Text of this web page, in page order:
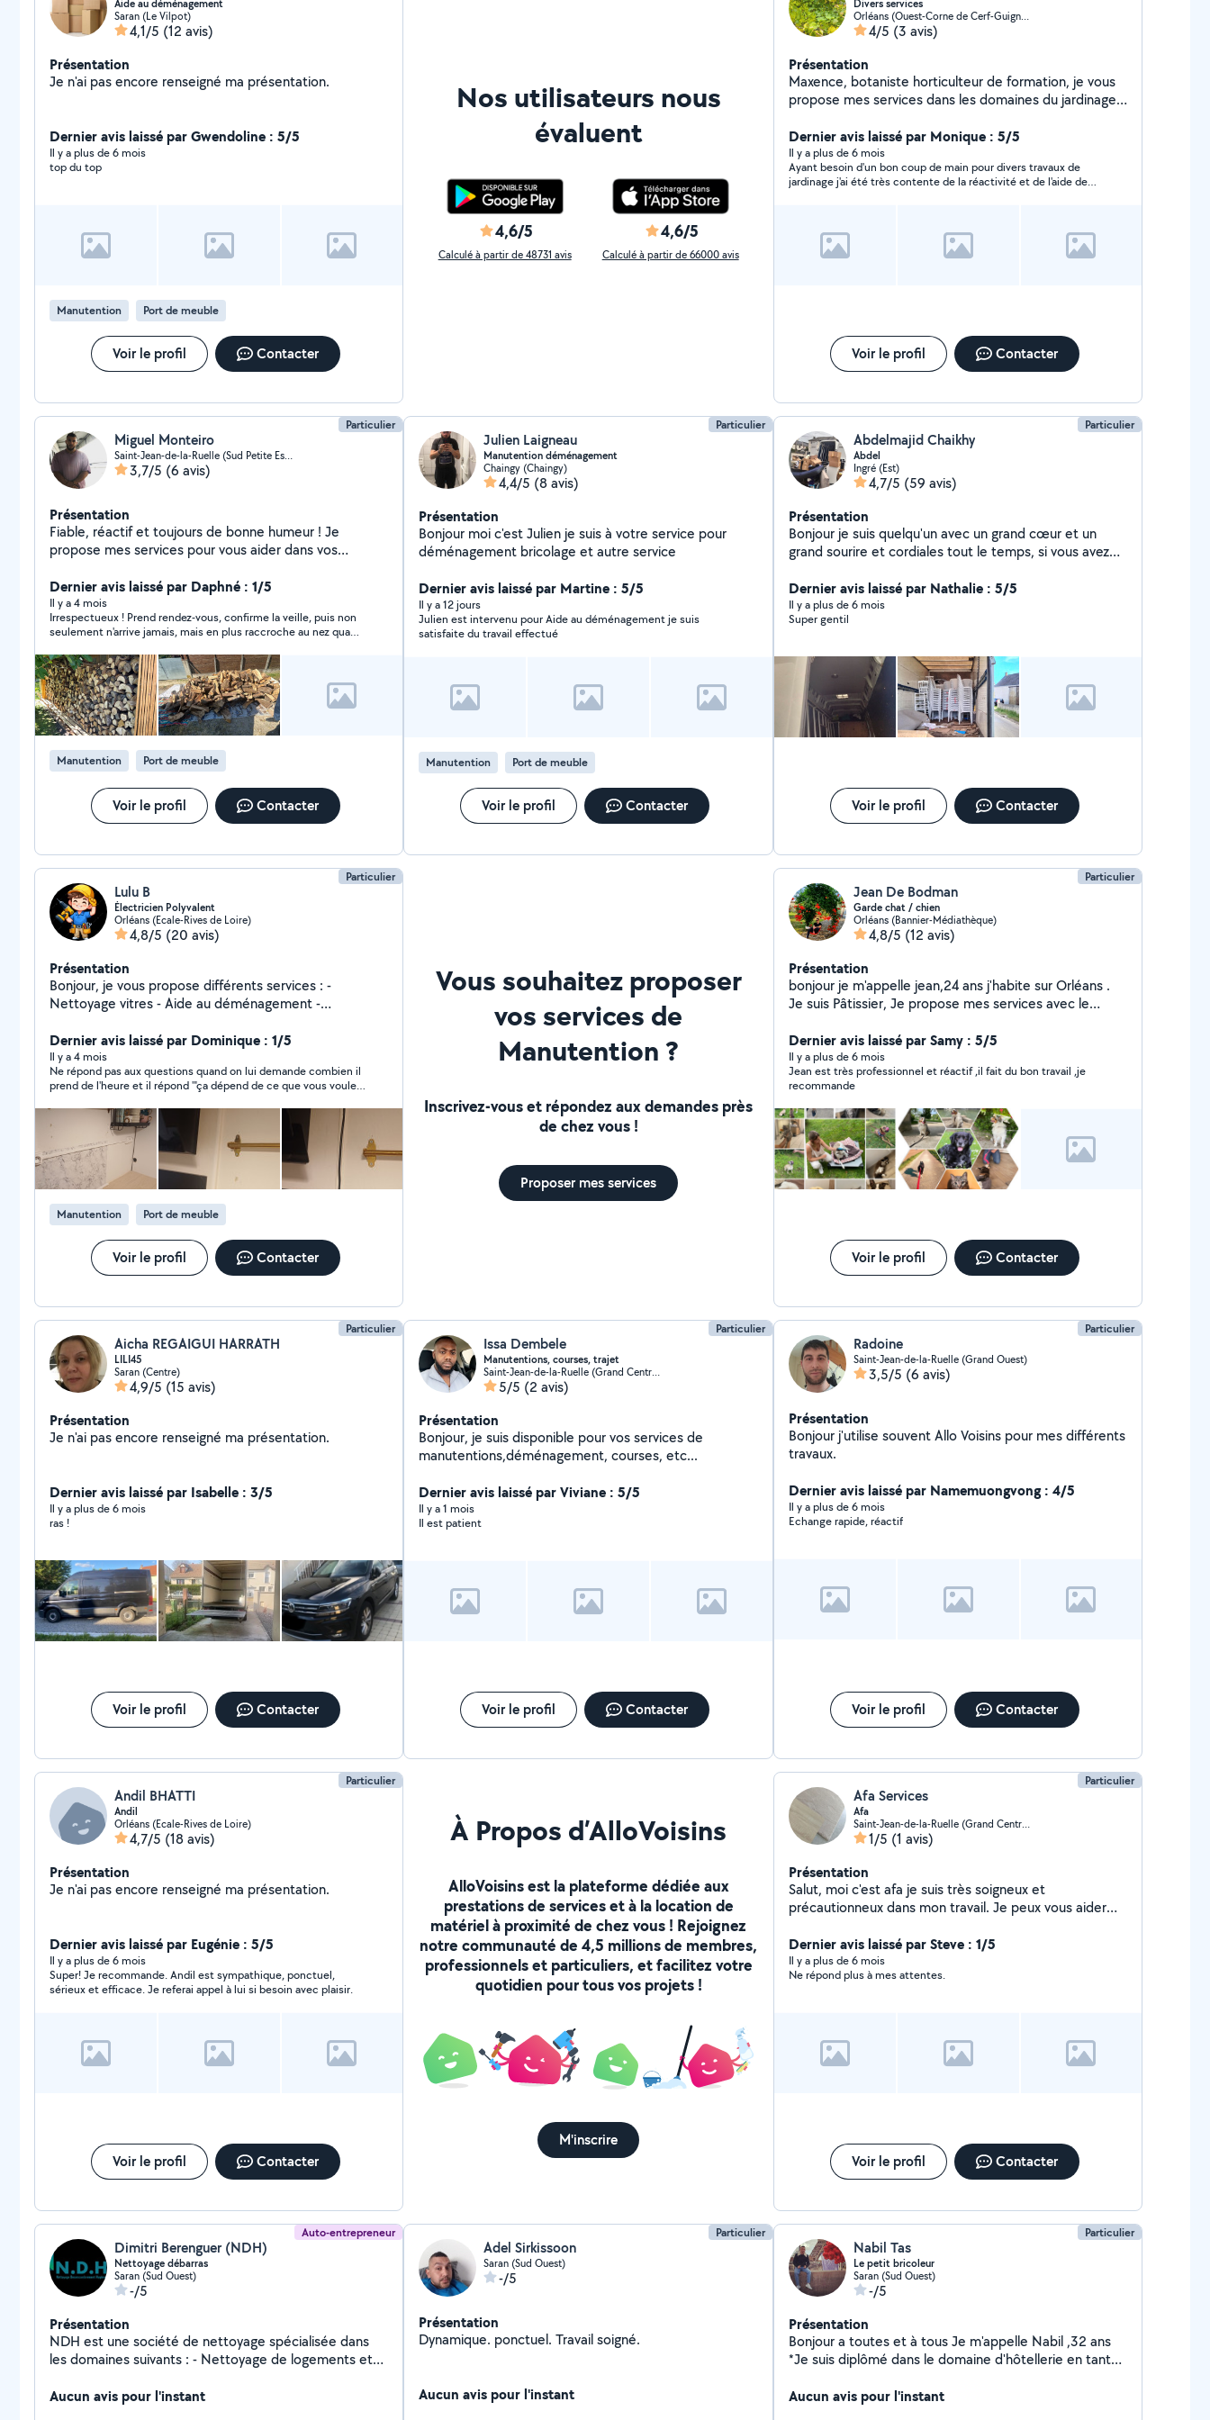
Aide au déménagement
Saran (Le Vilpot)
4,1/5 (12 avis)
Présentation
Je n'ai pas encore renseigné ma présentation.
Dernier avis laissé par Gwendoline : 5/5
Il y a plus de 6 mois
top du top
Manutention Port de meuble
Voir le profil Contacter
Nos utilisateurs nous
évaluent
4,6/5
Calculé à partir de 48731 avis
4,6/5
Calculé à partir de 66000 avis
Divers services
Orléans (Ouest-Corne de Cerf-Guignegault)
4/5 (3 avis)
Présentation
Maxence, botaniste horticulteur de formation, je vous
propose mes services dans les domaines du jardinage,
gastronome, je propose de fournir les restaurants en
plantes comestibles (haute et bigastronomie). Je
fabrique également des infusions. Fort d'une
expérience de cinq années dans le domaine funéraire,
de besoin et demande particulière, dans le Loiret et
Loir-et-Cher. Clientèle visée : particuliers et
Dernier avis laissé par Monique : 5/5
Il y a plus de 6 mois
Ayant besoin d'un bon coup de main pour divers travaux de
jardinage j'ai été très contente de la réactivité et de l'aide de
Voir le profil Contacter
Particulier
Miguel Monteiro
Saint-Jean-de-la-Ruelle (Sud Petite Espere)
3,7/5 (6 avis)
Présentation
Fiable, réactif et toujours de bonne humeur ! Je
propose mes services pour vous aider dans vos
quotidien.À bientôt pour vous filer un coup de main !
Dernier avis laissé par Daphné : 1/5
Il y a 4 mois
Irrespectueux ! Prend rendez-vous, confirme la veille, puis non
seulement n'arrive jamais, mais en plus raccroche au nez quand
galère de retrouver quelqu'un en urgence quand on s'était
organisés pour avoir un camion pour le rdv. Franchement je ne
comprends pas ce genre de comportement. J'ai pourtant était
très aimable, il a eu tout le temps de s'expliquer mais j'attends
encore ses excuses 2 jours plus tard.
Manutention Port de meuble
Voir le profil Contacter
Particulier
Julien Laigneau
Manutention déménagement
Chaingy (Chaingy)
4,4/5 (8 avis)
Présentation
Bonjour moi c'est Julien je suis à votre service pour
déménagement bricolage et autre service
Dernier avis laissé par Martine : 5/5
Il y a 12 jours
Julien est intervenu pour Aide au déménagement je suis
satisfaite du travail effectué
Manutention Port de meuble
Voir le profil Contacter
Particulier
Abdelmajid Chaikhy
Abdel
Ingré (Est)
4,7/5 (59 avis)
Présentation
Bonjour je suis quelqu'un avec un grand cœur et un
grand sourire et cordiales tout le temps, si vous avez
assurée. Cordialement
Dernier avis laissé par Nathalie : 5/5
Il y a plus de 6 mois
Super gentil
Voir le profil Contacter
Particulier
Lulu B
Électricien Polyvalent
Orléans (Ecale-Rives de Loire)
4,8/5 (20 avis)
Présentation
Bonjour, je vous propose différents services : -
Nettoyage vitres - Aide au déménagement -
voiture int/ext - Différentes interventions d'origine
électrique (diplômé en électricité)
Dernier avis laissé par Dominique : 1/5
Il y a 4 mois
Ne répond pas aux questions quand on lui demande combien il
prend de l'heure et il répond '"ça dépend de ce que vous voulez"
plusieurs échanges pour avoir une réponse.
Manutention Port de meuble
Voir le profil Contacter
Vous souhaitez proposer
vos services de
Manutention ?
Inscrivez-vous et répondez aux demandes près
de chez vous !
Proposer mes services
Particulier
Jean De Bodman
Garde chat / chien
Orléans (Bannier-Médiathèque)
4,8/5 (12 avis)
Présentation
bonjour je m'appelle jean,24 ans j'habite sur Orléans .
Je suis Pâtissier, Je propose mes services avec le
prêt à aider! Principalement de la garde d'animaux,
manutention, déménagement Toujours satisfait de mes
services vous verrez par vous mêmes
Dernier avis laissé par Samy : 5/5
Il y a plus de 6 mois
Jean est très professionnel et réactif ,il fait du bon travail ,je
recommande
Voir le profil Contacter
Particulier
Aicha REGAIGUI HARRATH
LILI45
Saran (Centre)
4,9/5 (15 avis)
Présentation
Je n'ai pas encore renseigné ma présentation.
Dernier avis laissé par Isabelle : 3/5
Il y a plus de 6 mois
ras !
Voir le profil Contacter
Particulier
Issa Dembele
Manutentions, courses, trajet
Saint-Jean-de-la-Ruelle (Grand Centre Ville)
5/5 (2 avis)
Présentation
Bonjour, je suis disponible pour vos services de
manutentions,déménagement, courses, etc...
Dernier avis laissé par Viviane : 5/5
Il y a 1 mois
Il est patient
Voir le profil Contacter
Particulier
Radoine
Saint-Jean-de-la-Ruelle (Grand Ouest)
3,5/5 (6 avis)
Présentation
Bonjour j'utilise souvent Allo Voisins pour mes différents
travaux.
Dernier avis laissé par Namemuongvong : 4/5
Il y a plus de 6 mois
Echange rapide, réactif
Voir le profil Contacter
Particulier
Andil BHATTI
Andil
Orléans (Ecale-Rives de Loire)
4,7/5 (18 avis)
Présentation
Je n'ai pas encore renseigné ma présentation.
Dernier avis laissé par Eugénie : 5/5
Il y a plus de 6 mois
Super! Je recommande. Andil est sympathique, ponctuel,
sérieux et efficace. Je referai appel à lui si besoin avec plaisir.
Voir le profil Contacter
À Propos d’AlloVoisins
AlloVoisins est la plateforme dédiée aux
prestations de services et à la location de
matériel à proximité de chez vous ! Rejoignez
notre communauté de 4,5 millions de membres,
professionnels et particuliers, et facilitez votre
quotidien pour tous vos projets !
M'inscrire
Particulier
Afa Services
Afa
Saint-Jean-de-la-Ruelle (Grand Centre Ville)
1/5 (1 avis)
Présentation
Salut, moi c'est afa je suis très soigneux et
précautionneux dans mon travail. Je peux vous aider
meuble ect...) transport de meuble. Je peux vous
apporter mes services dans la peinture comme dans
pose de papier peint, riche de mon expérience vous ne
Dernier avis laissé par Steve : 1/5
Il y a plus de 6 mois
Ne répond plus à mes attentes.
Voir le profil Contacter
Auto-entrepreneur
Dimitri Berenguer (NDH)
Nettoyage débarras
Saran (Sud Ouest)
-/5
Présentation
NDH est une société de nettoyage spécialisée dans
les domaines suivants : - Nettoyage de logements et
diogene - Débarras de logement - Evacuation de
Aucun avis pour l'instant
Particulier
Adel Sirkissoon
Saran (Sud Ouest)
-/5
Présentation
Dynamique. ponctuel. Travail soigné.
Aucun avis pour l'instant
Particulier
Nabil Tas
Le petit bricoleur
Saran (Sud Ouest)
-/5
Présentation
Bonjour a toutes et à tous Je m'appelle Nabil ,32 ans
*Je suis diplômé dans le domaine d'hôtellerie en tant
le domaine *Je suis aussi maçon et plombier en même
Aucun avis pour l'instant